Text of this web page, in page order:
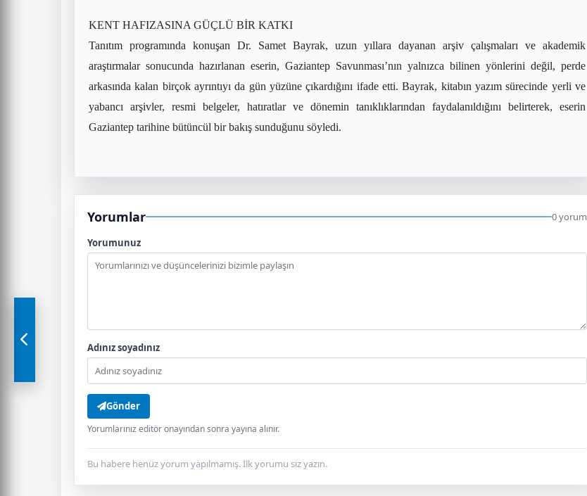
KENT HAFIZASINA GÜÇLÜ BİR KATKI
Tanıtım programında konuşan Dr. Samet Bayrak, uzun yıllara dayanan arşiv çalışmaları ve akademik
araştırmalar sonucunda hazırlanan eserin, Gaziantep Savunması’nın yalnızca bilinen yönlerini değil, perde
arkasında kalan birçok ayrıntıyı da gün yüzüne çıkardığını ifade etti. Bayrak, kitabın yazım sürecinde yerli ve
yabancı arşivler, resmi belgeler, hatıratlar ve dönemin tanıklıklarından faydalanıldığını belirterek, eserin
Gaziantep tarihine bütüncül bir bakış sunduğunu söyledi.
Yorumlar 0 yorum
Yorumunuz
Adınız soyadınız
Gönder
Yorumlarınız editör onayından sonra yayına alınır.
Bu habere henüz yorum yapılmamış. İlk yorumu siz yazın.